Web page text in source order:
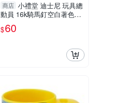
商店 小禮堂 迪士尼 玩具總
動員 16k騎馬釘空白著色本
(藍奔跑) 4713752-124639
$60